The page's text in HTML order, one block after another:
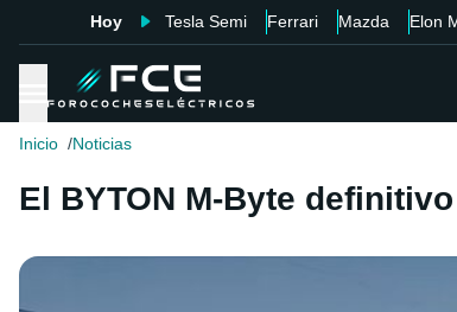
Hoy Tesla Semi Ferrari Mazda Elon
Inicio Noticias
El BYTON M-Byte